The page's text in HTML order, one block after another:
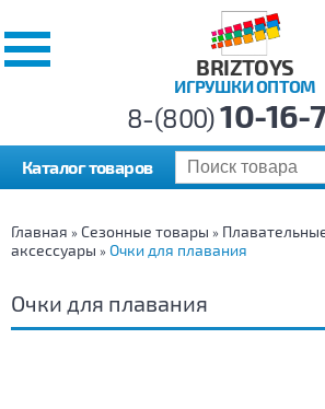
BRIZTOYS
ИГРУШКИ ОПТОМ
8-(800)10-16-
Каталог товаров
Главная » Сезонные товары »
аксессуары » Очки для плавания
Очки для плавания